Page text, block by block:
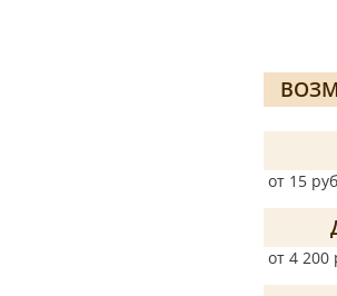
от 15
от 4 200